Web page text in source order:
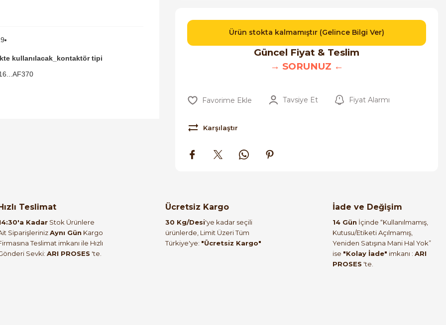
kullanılacak_kontaktör tipi
Ürün stokta kalmamıştır (Gelince Bilgi Ver)
Güncel Fiyat & Teslim
→ SORUNUZ ←
Tavsiye Et Fiyat Alarmı
Karşılaştır
Hızlı Teslimat
Kadar Stok Ürünlere
SiparişlerinizAynı Gün Kargo
Teslimat imkanı ile Hızlı
Sevki: ARI PROSES 'te.
Ücretsiz Kargo
30 Kg/Desi'ye kadar seçili
ürünlerde, Limit Üzeri Tüm
Türkiye'ye: "Ücretsiz Kargo"
İade ve Değişim
14 Gün İçinde “Kullanılmamış,
Kutusu/Etiketi Açılmamış,
Yeniden Satışına Mani Hal Yok”
ise "Kolay İade" imkanı : ARI
PROSES 'te.